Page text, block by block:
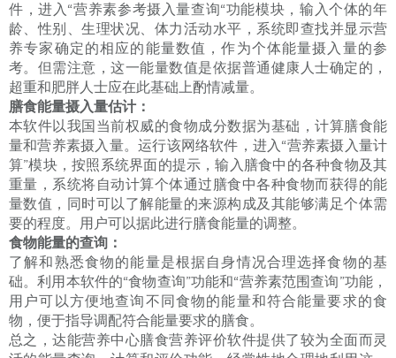
件，进入“营养素参考摄入量查询“功能模块，输入个体的年
龄、性别、生理状况、体力活动水平，系统即查找并显示营
养专家确定的相应的能量数值，作为个体能量摄入量的参
考。但需注意，这一能量数值是依据普通健康人士确定的，
超重和肥胖人士应在此基础上酌情减量。
膳食能量摄入量估计：
本软件以我国当前权威的食物成分数据为基础，计算膳食能
量和营养素摄入量。运行该网络软件，进入“营养素摄入量计
算”模块，按照系统界面的提示，输入膳食中的各种食物及其
重量，系统将自动计算个体通过膳食中各种食物而获得的能
量数值，同时可以了解能量的来源构成及其能够满足个体需
要的程度。用户可以据此进行膳食能量的调整。
食物能量的查询：
了解和熟悉食物的能量是根据自身情况合理选择食物的基
础。利用本软件的“食物查询”功能和“营养素范围查询”功能，
用户可以方便地查询不同食物的能量和符合能量要求的食
物，便于指导调配符合能量要求的膳食。
总之，达能营养中心膳食营养评价软件提供了较为全面而灵